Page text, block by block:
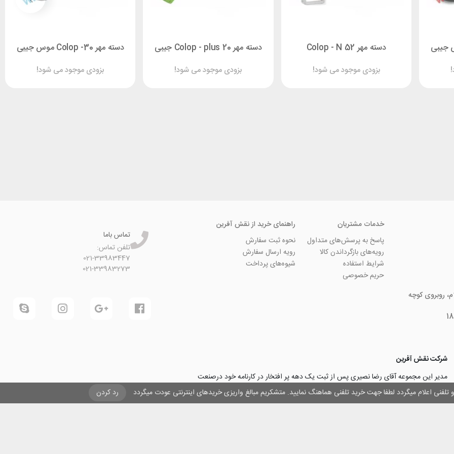
و تلفنی اعلام میگردد لطفا جهت خرید تلفنی هماهنگ نمایید. متشکریم مبالغ واریزی خریدهای اینترنتی عودت میگردد رد کردن
دسته مهر Colop - N 52
بزودی موجود می شود!
دسته مهر Colop - plus 20 جیبی
بزودی موجود می شود!
دسته مهر Colop -30 موس جیبی
بزودی موجود می شود!
روبروی کوچه
خدمات مشتریان
پاسخ به پرسش‌های متداول
رویه‌های بازگرداندن کالا
شرایط استفاده
حریم خصوصی
راهنمای خرید از نقش آفرین
نحوه ثبت سفارش
رویه ارسال سفارش
شیوه‌های پرداخت
تماس باما
تلفن تماس:
021-33983447
021-33983273
شرکت نقش آفرین
مدیر این مجموعه آقای رضا نصیری پس از ثبت یک دهه پر افتخار در کارنامه خود درصنعت
چاپ و تبلیغات با تولید مجموعه‌های آسان کارت ۱ -۲ -۳، با کارآفرینی و ایجاد شغل برای حداقل
۳۰۰۰ نفر و دریافت تندیس کار آفرینان برتر، برآن شدند تا با ایجاد نوآوری و تحول در صنعت